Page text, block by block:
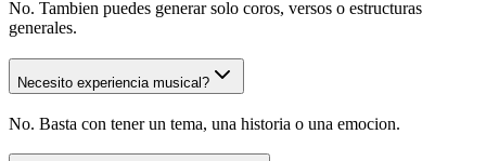
No. Tambien puedes generar solo coros, versos o estructuras
generales.
Necesito experiencia musical?
No. Basta con tener un tema, una historia o una emocion.